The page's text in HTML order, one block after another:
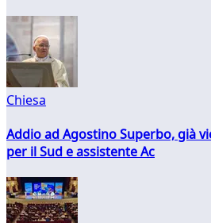
Chiesa
Addio ad Agostino Superbo, già
per il Sud e assistente Ac